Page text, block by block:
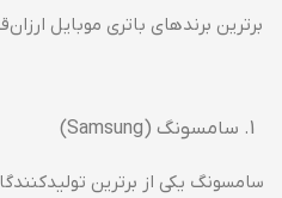
برترین برندهای باتری موبایل
سامسونگ (Samsung)
سامسونگ یکی از برترین